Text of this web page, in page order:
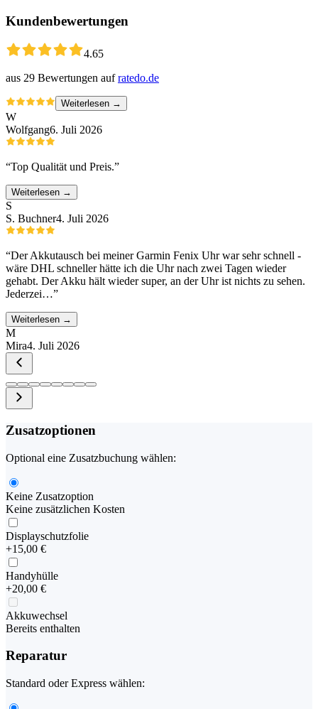
Kundenbewertungen
4.65
aus 29 Bewertungen auf ratedo.de
Weiterlesen →
W
Wolfgang6. Juli 2026
“Top Qualität und Preis.”
Weiterlesen →
S
S. Buchner4. Juli 2026
“Der Akkutausch bei meiner Garmin Fenix Uhr war sehr schnell -
wäre DHL schneller hätte ich die Uhr nach zwei Tagen wieder
gehabt. Der Akku hält wieder super, an der Uhr ist nichts zu sehen.
Jederzei…”
Weiterlesen →
M
Mira4. Juli 2026
Zusatzoptionen
Optional eine Zusatzbuchung wählen:
Keine Zusatzoption
Keine zusätzlichen Kosten
Displayschutzfolie
+15,00 €
Handyhülle
+20,00 €
Akkuwechsel
Bereits enthalten
Reparatur
Standard oder Express wählen: